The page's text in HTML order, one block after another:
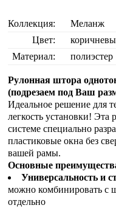
Коллекция:
Меланж
Цвет:
Материал:
полиэстер
Рулонная штора
(подрезаем под Ваш
Идеальное решение для
легкость установки!
системе специально
пластиковые окна без
вашей рамы.
Основные
Универсальность и
можно комбинировать с
отдельно